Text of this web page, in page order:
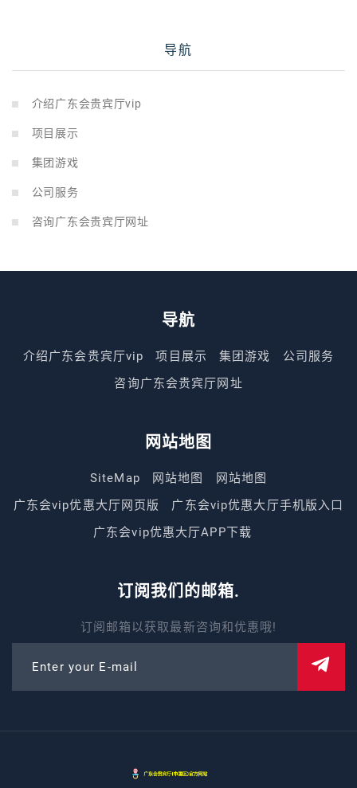
导航
介绍广东会贵宾厅vip
项目展示
集团游戏
公司服务
咨询广东会贵宾厅网址
导航
介绍广东会贵宾厅vip 项目展示 集团游戏
公司服务
咨询广东会贵宾厅网址
网站地图
SiteMap 网站地图
网站地图
广东会vip优惠大厅网页版
广东会vip优惠大厅手机版入口
广东会vip优惠大厅APP下载
订阅我们的邮箱.
订阅邮箱以获取最新咨询和优惠哦!
Enter your E-mail